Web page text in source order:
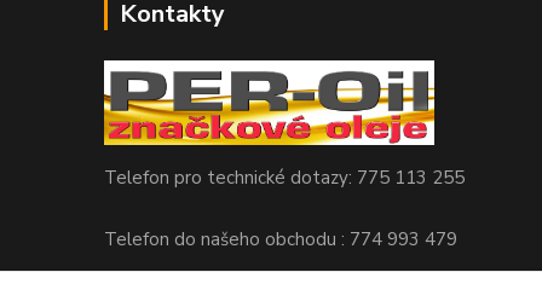
Kontakty
Telefon pro technické dotazy: 775 113 255
Telefon do našeho obchodu : 774 993 479